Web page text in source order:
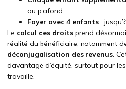
au plafond
Foyer avec 4 enfants :
Le calcul des droits prend
réalité du bénéficiaire, notamment
déconjugalisation des revenus.
davantage d’équité, surtout pour les
travaille.